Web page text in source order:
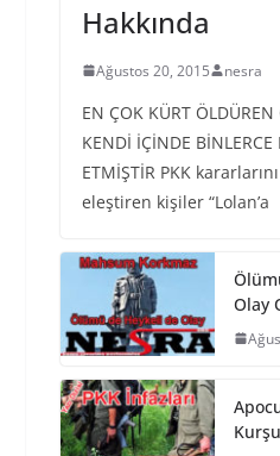
Hakkında
Ağustos 20, 2015 nesra
EN ÇOK KÜRT
KENDİ İÇİNDE
ETMİŞTİR PKK
eleştiren kişiler “Lolan’a
Olay